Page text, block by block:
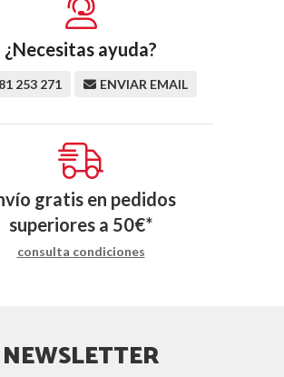
¿Necesitas ayuda?
253 271 ENVIAR EMAIL
gratis en pedidos
superiores a 50€*
consulta condiciones
NEWSLETTER